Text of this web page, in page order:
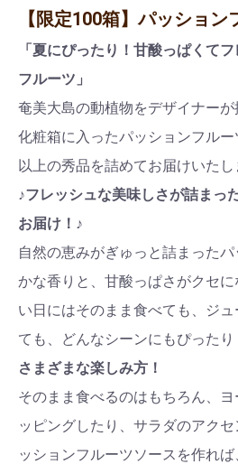
【限定100箱】パッション
「夏にぴったり！甘酸っぱくて
フルーツ」
奄美大島の動植物をデザイナー
化粧箱に入ったパッションフル
以上の秀品を詰めてお届けいたし
♪フレッシュな美味しさが詰まっ
お届け！♪
自然の恵みがぎゅっと詰まった
かな香りと、甘酸っぱさがクセ
い日にはそのまま食べても、ジ
ても、どんなシーンにもぴったり
さまざまな楽しみ方！
そのまま食べるのはもちろん、
ッピングしたり、サラダのアク
ッションフルーツソースを作れ